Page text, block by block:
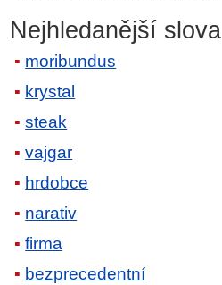
Nejhledanější slova
moribundus
krystal
steak
vajgar
hrdobce
narativ
firma
bezprecedentní